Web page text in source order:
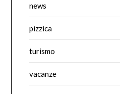
news
pizzica
turismo
vacanze